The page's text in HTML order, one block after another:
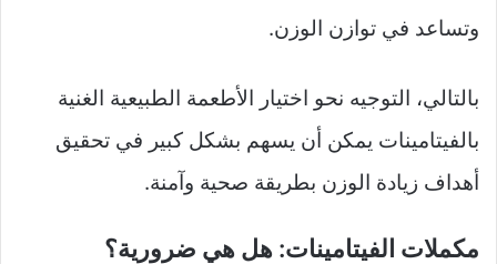
وتساعد في توازن الوزن.
بالتالي، التوجيه نحو اختيار الأطعمة الطبيعية الغنية
بالفيتامينات يمكن أن يسهم بشكل كبير في تحقيق
أهداف زيادة الوزن بطريقة صحية وآمنة.
مكملات الفيتامينات: هل هي ضرورية؟